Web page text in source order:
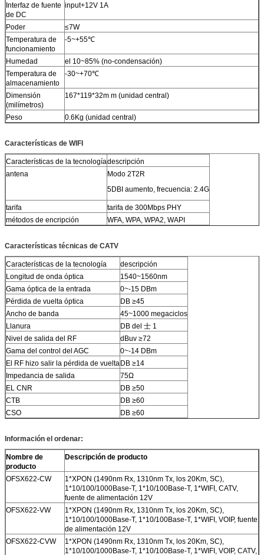
Interfaz de fuente
de DC
input+12V 1A
Poder
≤7W
Temperatura de
funcionamiento
-5~+55℃
Humedad
el 10~85% (no-condensación)
Temperatura de
almacenamiento
-30~+70℃
Dimensión
(milímetros)
167*119*32m m (unidad central)
Peso 0.6Kg (unidad central)
Características de WIFI
Características de la tecnologíadescripción
antena
Modo 2T2R
5DBI aumento, frecuencia: 2.4G
tarifa
tarifa de 300Mbps PHY
métodos de encripción
WFA, WPA, WPA2, WAPI
Características técnicas de CATV
Características de la tecnología
descripción
Longitud de onda óptica
1540~1560nm
Gama óptica de la entrada
0~-15 DBm
Pérdida de vuelta óptica
DB ≥45
Ancho de banda
45~1000 megaciclos
Llanura
DB del 士 1
Nivel de salida del RF
dBuv ≥72
Gama del control del AGC
0~-14 DBm
El RF hizo salir la pérdida de vueltaDB ≥14
Impedancia de salida
75Ω
EL CNR
DB ≥50
CTB
DB ≥60
CSO
DB ≥60
Información el ordenar:
Nombre de
producto
Descripción de producto
OFSX622-CW
1*XPON (1490nm Rx, 1310nm Tx, los 20Km, SC),
1*10/100/1000Base-T, 1*10/100Base-T, 1*WIFI, CATV,
fuente de alimentación 12V
OFSX622-VW
1*XPON (1490nm Rx, 1310nm Tx, los 20Km, SC),
1*10/100/1000Base-T, 1*10/100Base-T, 1*WIFI, VOIP, fuente
de alimentación 12V
OFSX622-CVW
1*XPON (1490nm Rx, 1310nm Tx, los 20Km, SC),
1*10/100/1000Base-T, 1*10/100Base-T, 1*WIFI, VOIP, CATV,